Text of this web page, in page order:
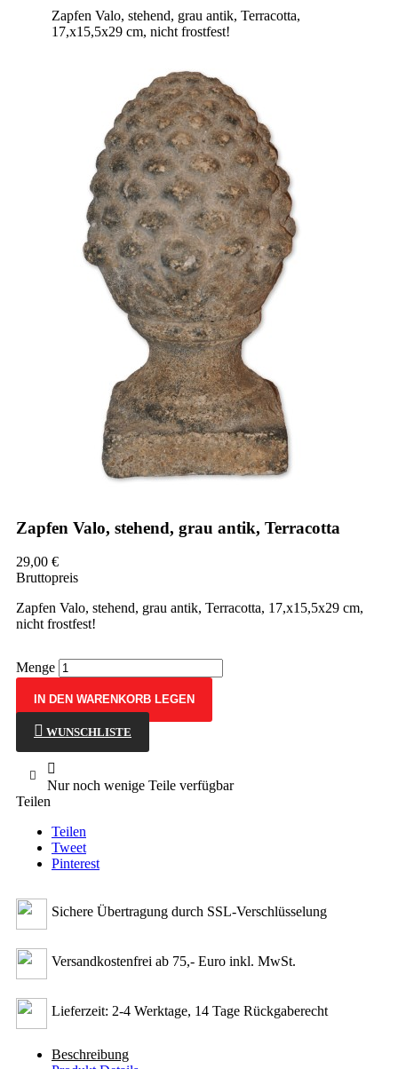
Zapfen Valo, stehend, grau antik, Terracotta,
17,x15,5x29 cm, nicht frostfest!
Zapfen Valo, stehend, grau antik, Terracotta
29,00 €
Bruttopreis
Zapfen Valo, stehend, grau antik, Terracotta, 17,x15,5x29 cm,
nicht frostfest!
Menge
IN DEN WARENKORB LEGEN
WUNSCHLISTE

Nur noch wenige Teile verfügbar
Teilen
Teilen
Tweet
Pinterest
Sichere Übertragung durch SSL-Verschlüsselung
Versandkostenfrei ab 75,- Euro inkl. MwSt.
Lieferzeit: 2-4 Werktage, 14 Tage Rückgaberecht
Beschreibung